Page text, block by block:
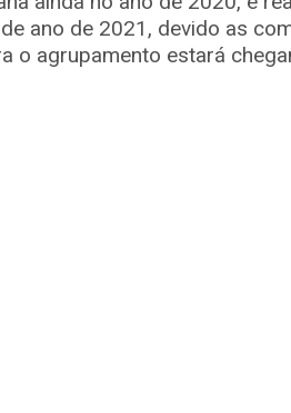
ano de 2021, devido as
o agrupamento estará